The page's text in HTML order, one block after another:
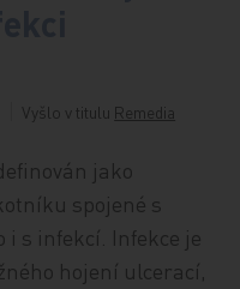
Vyšlo v titulu Remedia
jako
spojené s
s infekcí. Infekce je
hojení ulcerací,